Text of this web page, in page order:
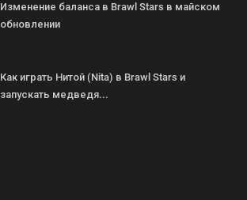
Изменение баланса в Brawl Stars в майском
обновлении
Как играть Нитой (Nita) в Brawl Stars и
запускать медведя...